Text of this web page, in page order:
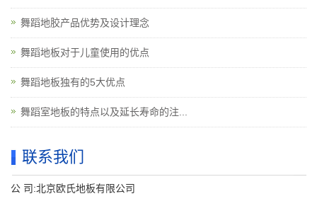
舞蹈地胶产品优势及设计理念
舞蹈地板对于儿童使用的优点
舞蹈地板独有的5大优点
舞蹈室地板的特点以及延长寿命的注...
联系我们
公 司:北京欧氏地板有限公司